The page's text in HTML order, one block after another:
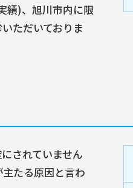
績)、旭川市内に限
ただいておりま
されていません
たる原因と言わ